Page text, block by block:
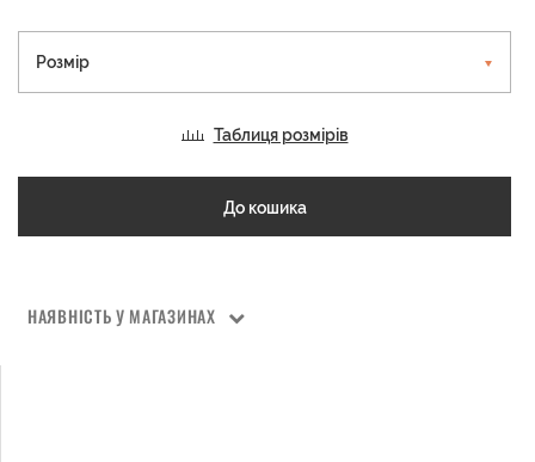
Розмір
Таблиця розмірів
До кошика
НАЯВНІСТЬ У МАГАЗИНАХ